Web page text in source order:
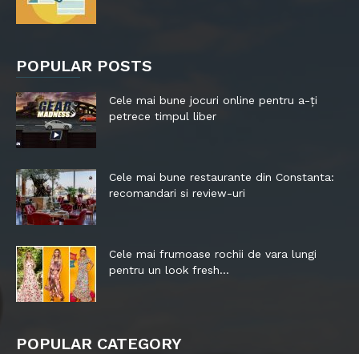
POPULAR POSTS
Cele mai bune jocuri online pentru a-ți
petrece timpul liber
Cele mai bune restaurante din Constanta:
recomandari si review-uri
Cele mai frumoase rochii de vara lungi
pentru un look fresh...
POPULAR CATEGORY